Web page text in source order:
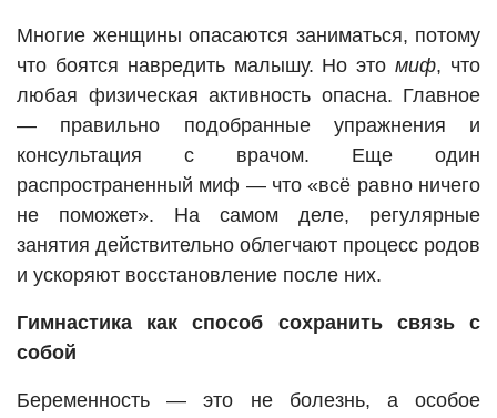
Многие женщины опасаются заниматься, потому
что боятся навредить малышу. Но этомиф, что
любая физическая активность опасна. Главное
— правильно подобранные упражнения и
консультация с врачом. Еще один
распространенный миф — что «всё равно ничего
не поможет». На самом деле, регулярные
занятия действительно облегчают процесс родов
и ускоряют восстановление после них.
Гимнастика как способ сохранить связь с
собой
Беременность — это не болезнь, а особое